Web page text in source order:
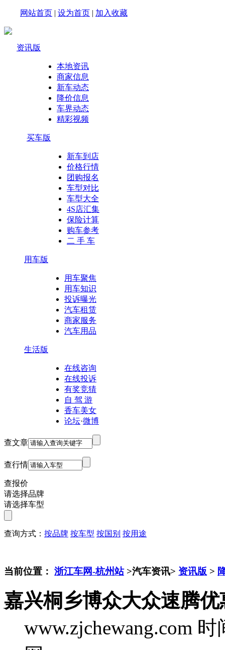
网站首页 | 设为首页 | 加入收藏
资讯版
本地资讯
商家信息
新车动态
降价信息
车界动态
精彩视频
买车版
新车到店
价格行情
团购报名
车型对比
车型大全
4S店汇集
保险计算
购车参考
二 手 车
用车版
用车聚焦
用车知识
投诉曝光
汽车租赁
商家服务
汽车用品
生活版
在线咨询
在线投诉
有奖竞猜
自 驾 游
香车美女
论坛·微博
查文章
查行情
查报价
请选择品牌
请选择车型
查询方式： 按品牌 按车型 按国别 按用途
当前位置： 浙江车网-杭州站>汽车资讯> 资讯版 >
嘉兴桐乡博众大众速腾
www.zjchewang.com 时